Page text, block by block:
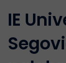
IE